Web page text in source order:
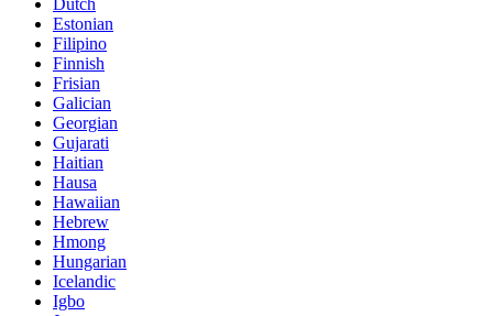
Dutch
Estonian
Filipino
Finnish
Frisian
Galician
Georgian
Gujarati
Haitian
Hausa
Hawaiian
Hebrew
Hmong
Hungarian
Icelandic
Igbo